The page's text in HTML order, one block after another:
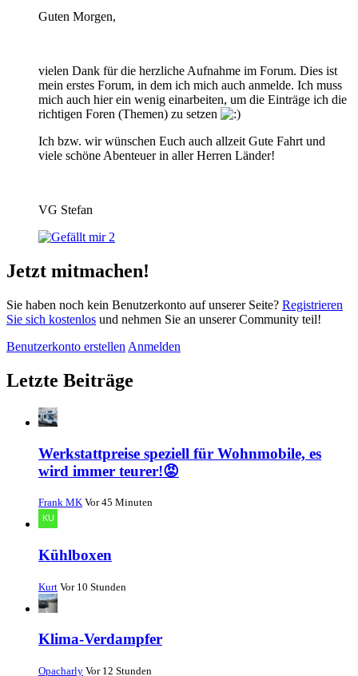
Guten Morgen,
vielen Dank für die herzliche Aufnahme im Forum. Dies ist
mein erstes Forum, in dem ich mich auch anmelde. Ich muss
mich auch hier ein wenig einarbeiten, um die Einträge ich die
richtigen Foren (Themen) zu setzen
Ich bzw. wir wünschen Euch auch allzeit Gute Fahrt und
viele schöne Abenteuer in aller Herren Länder!
VG Stefan
2
Jetzt mitmachen!
Sie haben noch kein Benutzerkonto auf unserer Seite? Registrieren
Sie sich kostenlos und nehmen Sie an unserer Community teil!
Benutzerkonto erstellen Anmelden
Letzte Beiträge
Werkstattpreise speziell für Wohnmobile, es
wird immer teurer!😡
Frank MK Vor 45 Minuten
Kühlboxen
Kurt Vor 10 Stunden
Klima-Verdampfer
Opacharly Vor 12 Stunden